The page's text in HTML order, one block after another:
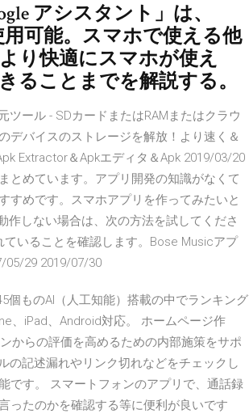
アシスタント」は、
可能。スマホで使える他
り快適にスマホが使え
ることまでを解説する。
ール - SDカードまたはRAMまたはクラウ
デバイスのストレージを解放！より速く＆
Extractor＆Apkエディタ＆Apk 2019/03/20
とめています。アプリ開発の知識がなくて
すめです。スマホアプリを作ってみたいと
しない場合は、次の方法を試してくださ
いることを確認します。Bose Musicアプ
05/29 2019/07/30
個ものAI（人工知能）搭載の中でランキング
、iPad、Android対応。 ホームページ作
からの評価を高めるための内部施策をサポ
の記述漏れやリンク切れなどをチェックし
です。 スマートフォンのアプリで、通話録
ったのかを確認する等に便利が良いです